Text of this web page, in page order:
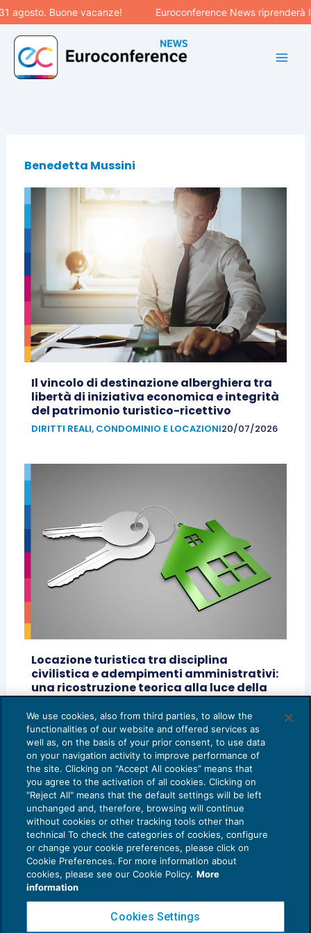
Vai
al
contenuto
agosto. Buone vacanze! Euroconference News riprenderà
Benedetta Mussini
Il vincolo di destinazione alberghiera tra
libertà di iniziativa economica e integrità
del patrimonio turistico-ricettivo
DIRITTI REALI, CONDOMINIO E LOCAZIONI20/07/2026
Locazione turistica tra disciplina
civilistica e adempimenti amministrativi:
una ricostruzione teorica alla luce della
sentenza del Consiglio di Stato n.
2928/2025
OBBLIGAZIONI E CONTRATTI27/05/2025
Privacy Policy
Cookie Policy
We use cookies, also from third parties, to allow the
functionalities of our website and offered services as
well as, on the basis of your prior consent, to use data
on your navigation activity to improve performance of
the site. Clicking on “Accept All cookies” means that
you agree to the activation of all cookies. Clicking on
"Reject All" means that the default settings will be left
unchanged and, therefore, browsing will continue
without cookies or other tracking tools other than
technical To check the categories of cookies, configure
or change your cookie preferences, please click on
Cookie Preferences. For more information about
cookies, please see our Cookie Policy. More
information
Cookies Settings